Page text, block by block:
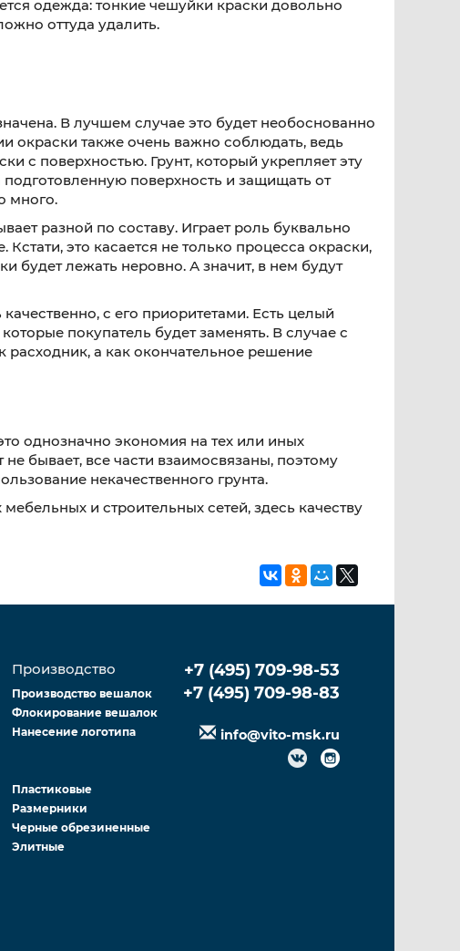
одежда: тонкие чешуйки краски довольно
оттуда удалить.
В лучшем случае это будет необоснованно
окраски также очень важно соблюдать, ведь
с поверхностью. Грунт, который укрепляет эту
поверхность и защищать от
много.
разной по составу. Играет роль буквально
это касается не только процесса окраски,
будет лежать неровно. А значит, в нем будут
с его приоритетами. Есть целый
покупатель будет заменять. В случае с
расходник, а как окончательное решение
однозначно экономия на тех или иных
бывает, все части взаимосвязаны, поэтому
некачественного грунта.
и строительных сетей, здесь качеству
Производство
Производство вешалок
Флокирование вешалок
Нанесение логотипа
Пластиковые
Размерники
Черные обрезиненные
Элитные
+7 (495) 709-98-53
+7 (495) 709-98-83
info@vito-msk.ru